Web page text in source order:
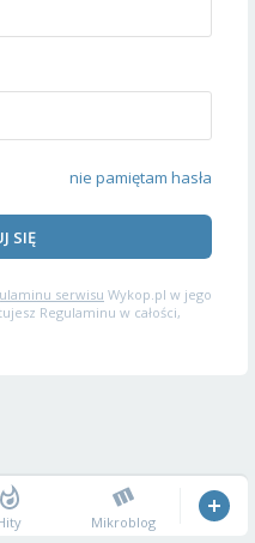
nie pamiętam hasła
SIĘ
serwisu Wykop.pl w jego
Regulaminu w całości,
Mikroblog